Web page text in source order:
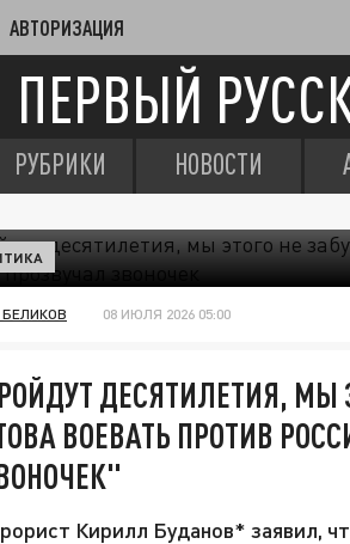
АВТОРИЗАЦИЯ
ПЕРВЫЙ
РУБРИКИ НОВОСТИ
БЕЛИКОВ 08 ИЮЛЯ 2026 05:00
ДЕСЯТИЛЕТИЯ, МЫ
ВОЕВАТЬ ПРОТИВ
Кирилл Буданов* заявил,